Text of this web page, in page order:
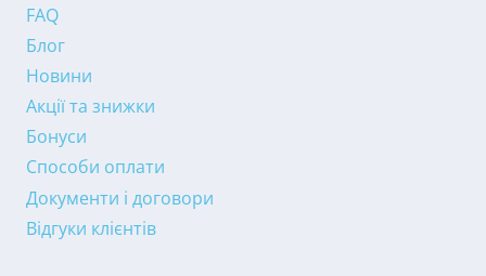
FAQ
Блог
Новини
Акції та знижки
Бонуси
Способи оплати
Документи і договори
Відгуки клієнтів